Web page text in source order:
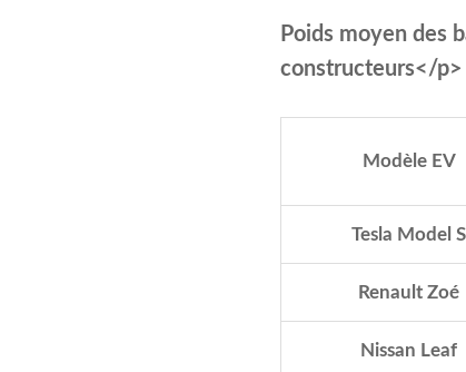
Poids moyen des
constructeurs</p>
Modèle EV
Tesla Model S
Renault Zoé
Nissan Leaf